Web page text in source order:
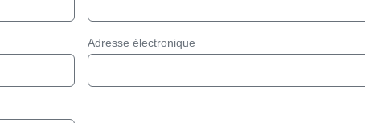
Adresse électronique